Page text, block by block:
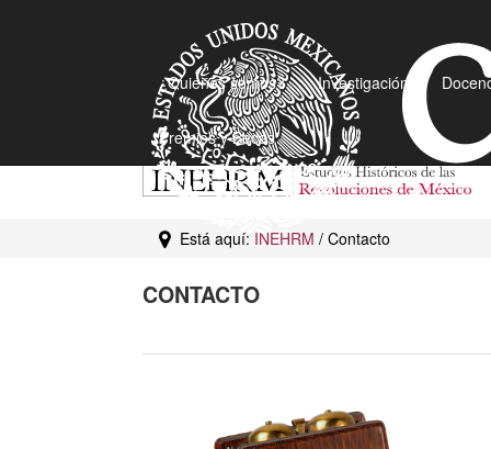
¿Quiénes somos? Investigación
Premios y Becas
Está aquí: INEHRM / Contacto
CONTACTO